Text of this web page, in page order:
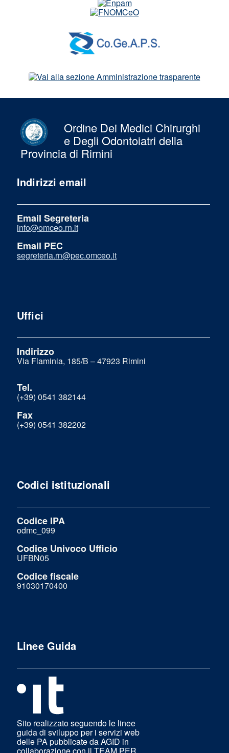
Ordine Dei Medici Chirurghi
e Degli Odontoiatri della
Provincia di Rimini
Indirizzi email
Email Segreteria
info@omceo.rn.it
Email PEC
segreteria.rn@pec.omceo.it
Uffici
Indirizzo
Via Flaminia, 185/B – 47923 Rimini
Tel.
(+39) 0541 382144
Fax
(+39) 0541 382202
Codici istituzionali
Codice IPA
odmc_099
Codice Univoco Ufficio
UFBN05
Codice fiscale
91030170400
Linee Guida
Sito realizzato seguendo le linee
guida di sviluppo per i servizi web
delle PA pubblicate da AGID in